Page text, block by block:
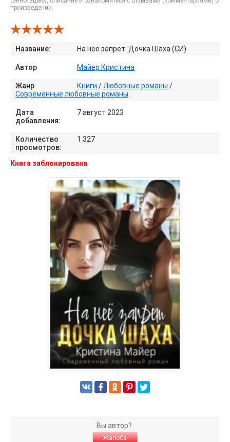
произведении.
Название: На нее запрет. Дочка Шаха (СИ)
Автор Майер Кристина
Жанр Книги / Любовные романы /
Современные любовные романы
Дата
добавления:
7 август 2023
Количество
просмотров:
1 327
Книга заблокирована
Вы автор?
Жалоба